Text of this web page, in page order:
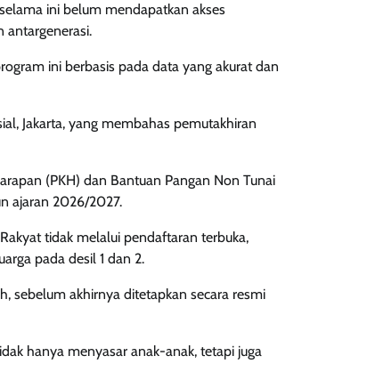
ini belum mendapatkan akses
antargenerasi.
ini berbasis pada data yang akurat dan
Jakarta, yang membahas pemutakhiran
(PKH) dan Bantuan Pangan Non Tunai
ajaran 2026/2027.
tidak melalui pendaftaran terbuka,
pada desil 1 dan 2.
sebelum akhirnya ditetapkan secara resmi
hanya menyasar anak-anak, tetapi juga